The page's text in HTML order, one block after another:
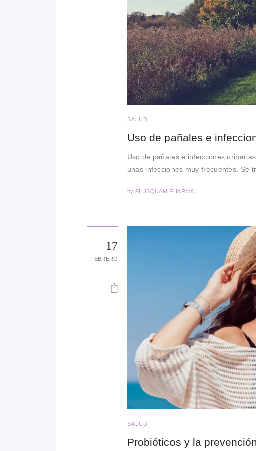
SALUD
Uso de pañales e
Uso de pañales e infecciones
unas infecciones muy frecuentes. Se
by PLUSQUAM PHARMA
17
FEBRERO
SALUD
Probióticos y la